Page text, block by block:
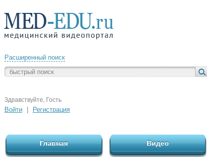
Расширенный поиск
Здравствуйте, Гость
Войти Регистрация
Главная Видео